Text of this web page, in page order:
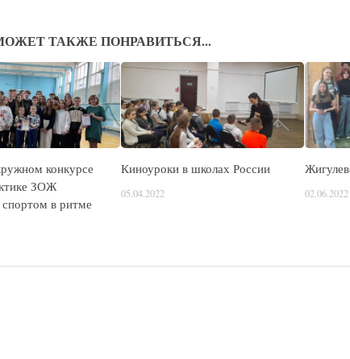
ТАКЖЕ ПОНРАВИТЬСЯ...
конкурсе
ЗОЖ
в ритме
Киноуроки в школах России
05.04.2022 02.06.2022